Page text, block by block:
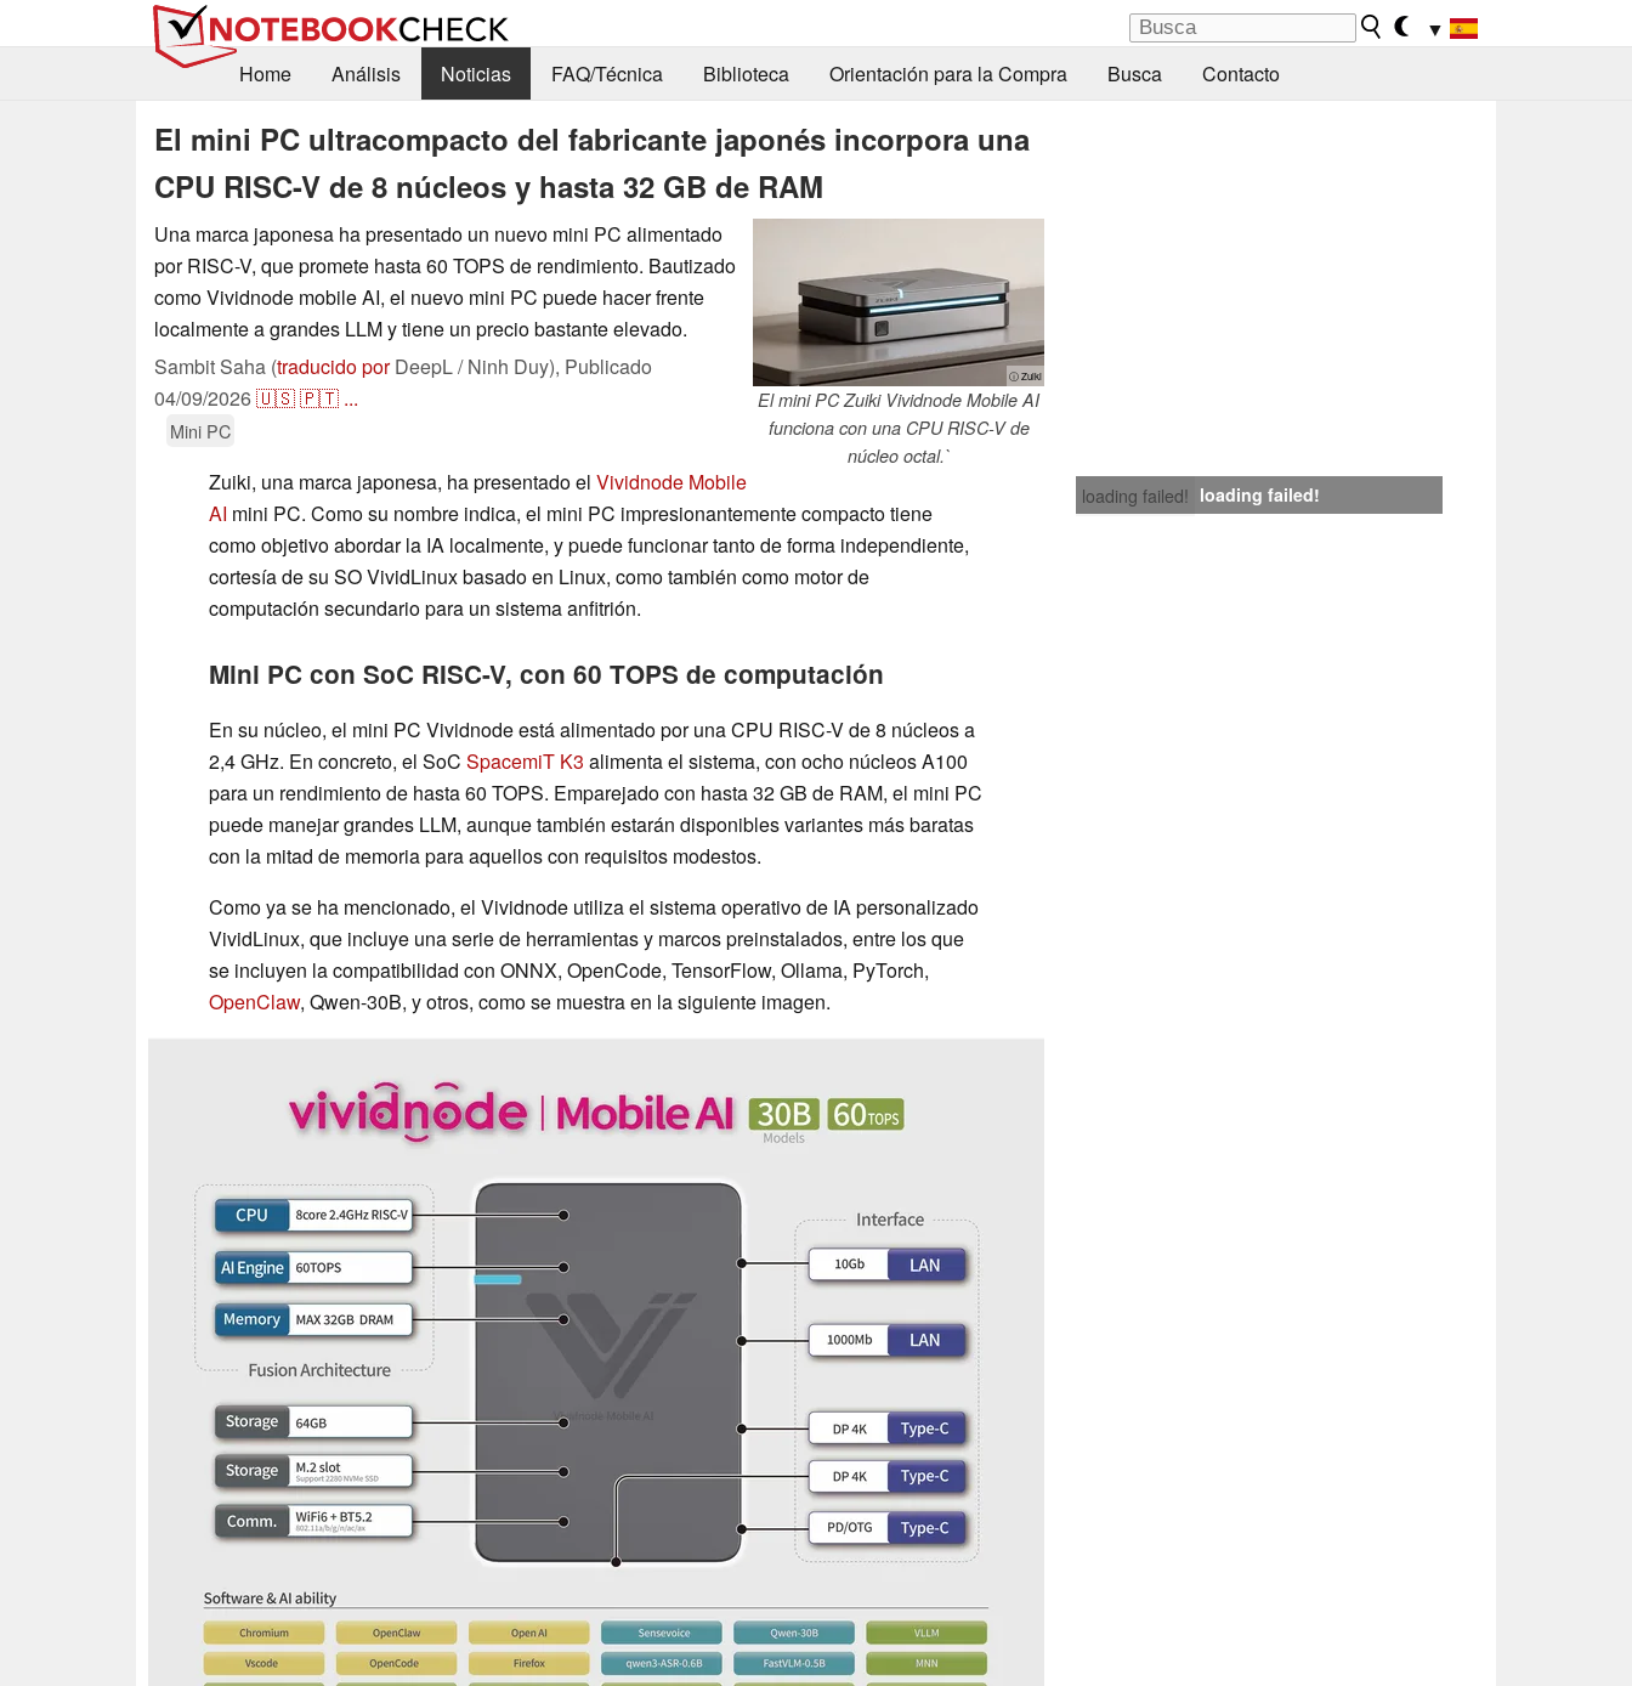
▼
Home
Análisis Noticias FAQ/Técnica Biblioteca Orientación para la Compra Busca Contacto
El mini PC ultracompacto del fabricante japonés incorpora una
CPU RISC-V de 8 núcleos y hasta 32 GB de RAM
ⓘ Zuiki
El mini PC Zuiki Vividnode Mobile AI
funciona con una CPU RISC-V de
núcleo octal.`
Una marca japonesa ha presentado un nuevo mini PC alimentado
por RISC-V, que promete hasta 60 TOPS de rendimiento. Bautizado
como Vividnode mobile AI, el nuevo mini PC puede hacer frente
localmente a grandes LLM y tiene un precio bastante elevado.
Sambit Saha (traducido porDeepL / Ninh Duy), Publicado
04/09/2026🇺🇸🇵🇹 ...
Mini PC
loading failed! loading failed!
Zuiki, una marca japonesa, ha presentado el Vividnode Mobile
AI mini PC. Como su nombre indica, el mini PC impresionantemente compacto tiene
como objetivo abordar la IA localmente, y puede funcionar tanto de forma independiente,
cortesía de su SO VividLinux basado en Linux, como también como motor de
computación secundario para un sistema anfitrión.
Mini PC con SoC RISC-V, con 60 TOPS de computación
En su núcleo, el mini PC Vividnode está alimentado por una CPU RISC-V de 8 núcleos a
2,4 GHz. En concreto, el SoC SpacemiT K3 alimenta el sistema, con ocho núcleos A100
para un rendimiento de hasta 60 TOPS. Emparejado con hasta 32 GB de RAM, el mini PC
puede manejar grandes LLM, aunque también estarán disponibles variantes más baratas
con la mitad de memoria para aquellos con requisitos modestos.
Como ya se ha mencionado, el Vividnode utiliza el sistema operativo de IA personalizado
VividLinux, que incluye una serie de herramientas y marcos preinstalados, entre los que
se incluyen la compatibilidad con ONNX, OpenCode, TensorFlow, Ollama, PyTorch,
OpenClaw, Qwen-30B, y otros, como se muestra en la siguiente imagen.